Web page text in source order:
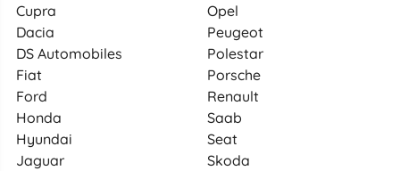
Cupra
Dacia
DS Automobiles
Fiat
Ford
Honda
Hyundai
Jaguar
Opel
Peugeot
Polestar
Porsche
Renault
Saab
Seat
Skoda